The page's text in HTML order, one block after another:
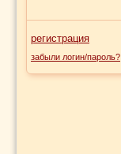
регистрация
забыли логин/пароль?